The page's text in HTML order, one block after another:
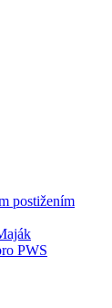
postižením
PWS